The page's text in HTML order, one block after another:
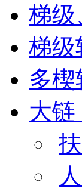
梯级
梯级
多
大链